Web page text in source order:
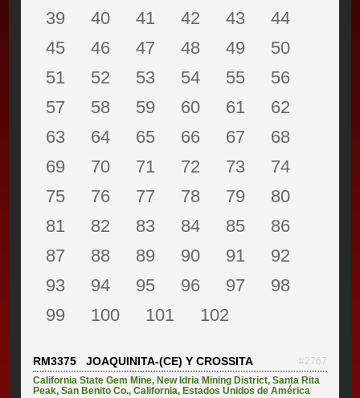
39
40 41 42 43
44
45
46 47 48 49
50
51
52 53 54 55
56
57
58 59 60 61
62
63
64 65 66 67
68
69
70 71 72 73
74
75
76 77 78 79
80
81
82 83 84 85
86
87
88 89 90 91
92
93
94 95 96 97
98
99
100 101 102
RM3375 JOAQUINITA-(CE) Y CROSSITA
#2767
California State Gem Mine, New Idria Mining District,Santa Rita
Peak,San Benito Co.,California, Estados Unidos de América